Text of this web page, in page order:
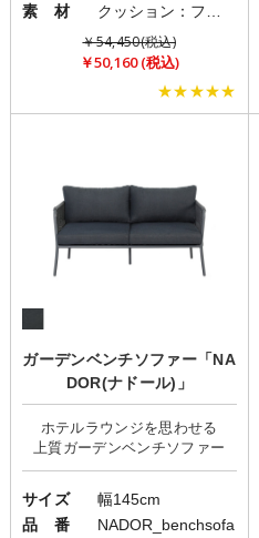
素 材
クッション：ファブリック(布)/フレーム：アルミニウム/ロープ：ポリエステル
￥54,450(税込)
￥50,160 (税込)
★★★★★
ガーデンベンチソファー「NA
DOR(ナドール)」
ホテルラウンジを思わせる
サイズ
幅145cm
品 番
NADOR_benchsofa